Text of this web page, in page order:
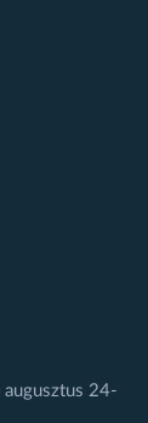
augusztus 24-